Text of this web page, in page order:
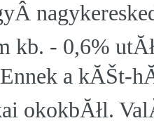
kb. - 0,6%
Ennek a kĂŠt-
okokbĂłl.